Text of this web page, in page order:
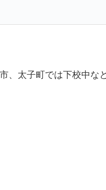
、太子町では下校中な